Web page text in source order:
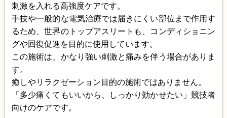
刺激を入れる高強度ケアです。
手技や一般的な電気治療では届きにくい部位まで作用す
るため、世界のトップアスリートも、コンディショニン
グや回復促進を目的に使用しています。
この施術は、かなり強い刺激と痛みを伴う場合がありま
す。
癒しやリラクゼーション目的の施術ではありません。
「多少痛くてもいいから、しっかり効かせたい」競技者
向けのケアです。